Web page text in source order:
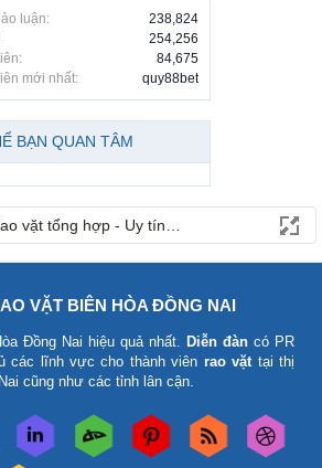
luận:
238,824
254,256
84,675
mới nhất:
quy88bet
BẠN QUAN TÂM
vặt tổng hợp - Uy tín - Miễn phí
VẶT BIÊN HÒA ĐỒNG NAI
Đồng Nai hiệu quả nhất. Diễn đàn có PR
các lĩnh vực cho thành viên rao vặt tại thị
cũng như các tỉnh lân cận.